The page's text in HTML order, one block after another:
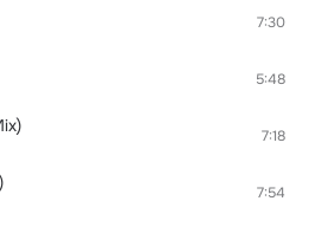
7:30
5:48
7:18
7:54